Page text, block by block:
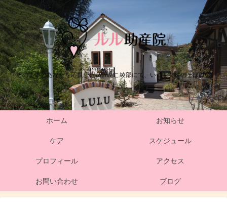
そのままのあなたを応援したい。ここ綾部にて、いつも女性のそばにい
ます。
ホーム お知らせ
ケア スケジュール
プロフィール アクセス
お問い合わせ ブログ